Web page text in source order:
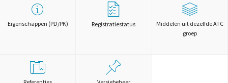
Eigenschappen (PD/PK) Registratiestatus
Middelen uit dezelfde ATC
groep